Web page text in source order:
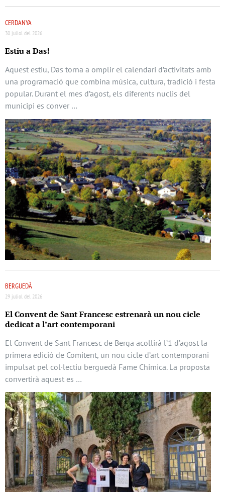
CERDANYA
30 juliol del 2026
Estiu a Das!
Aquest estiu, Das torna a omplir el calendari d’activitats amb
una programació que combina música, cultura, tradició i festa
popular. Durant el mes d’agost, els diferents nuclis del
municipi es conver …
BERGUEDÀ
29 juliol del 2026
El Convent de Sant Francesc estrenarà un nou cicle
dedicat a l’art contemporani
El Convent de Sant Francesc de Berga acollirà l’1 d’agost la
primera edició de Comitent, un nou cicle d’art contemporani
impulsat pel col·lectiu berguedà Fame Chimica. La proposta
convertirà aquest es …